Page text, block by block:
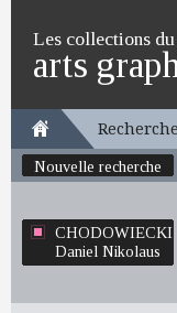
Les collections
arts
Nouvelle recherche
CHODOWIECKI
Daniel Nikolaus